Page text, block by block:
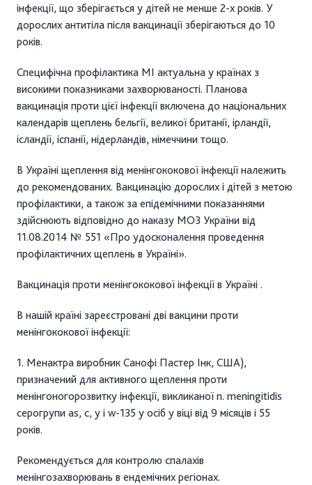
інфекції, що зберігається у дітей не менше 2-х років. У
дорослих антитіла після вакцинації зберігаються до 10
років.
Специфічна профілактика МІ актуальна у країнах з
високими показниками захворюваності. Планова
вакцинація проти цієї інфекції включена до національних
календарів щеплень бельгії, великої британії, ірландії,
ісландії, іспанії, нідерландів, німеччини тощо.
В Україні щеплення від менінгококової інфекції належить
до рекомендованих. Вакцинацію дорослих і дітей з метою
профілактики, а також за епідемічними показаннями
здійснюють відповідно до наказу МОЗ України від
11.08.2014 № 551 «Про удосконалення проведення
профілактичних щеплень в Україні».
Вакцинація проти менінгококової інфекції в Україні .
В нашій країні зареєстровані дві вакцини проти
менінгококової інфекції:
1. Менактра виробник Санофі Пастер Інк, США),
призначений для активного щеплення проти
менінгоногорозвитку інфекції, викликаної n. meningitidis
серогрупи as, c, y і w-135 у осіб у віці від 9 місяців і 55
років.
Рекомендується для контролю спалахів
менінгозахворювань в ендемічних регіонах.